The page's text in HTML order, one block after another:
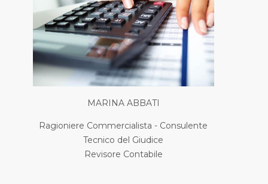
MARINA ABBATI
Ragioniere Commercialista - Consulente
Tecnico del Giudice
Revisore Contabile